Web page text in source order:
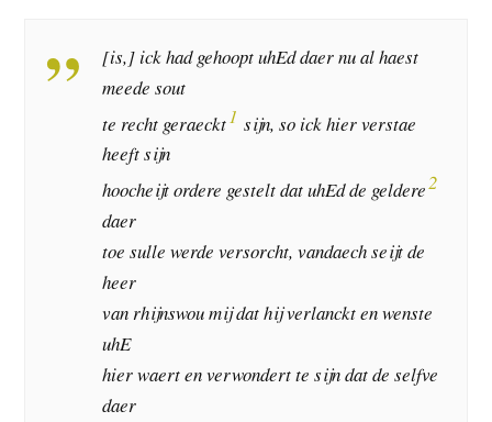
[is,] ick had gehoopt uhEd daer nu al haest
meede sout
te recht geraeckt1 sijn, so ick hier verstae
heeft sijn
hoocheijt ordere gestelt dat uhEd de geldere2
daer
toe sulle werde versorcht, vandaech seijt de
heer
van rhijnswou mij dat hij verlanckt en wenste
uhE
hier waert en verwondert te sijn dat de selfve
daer